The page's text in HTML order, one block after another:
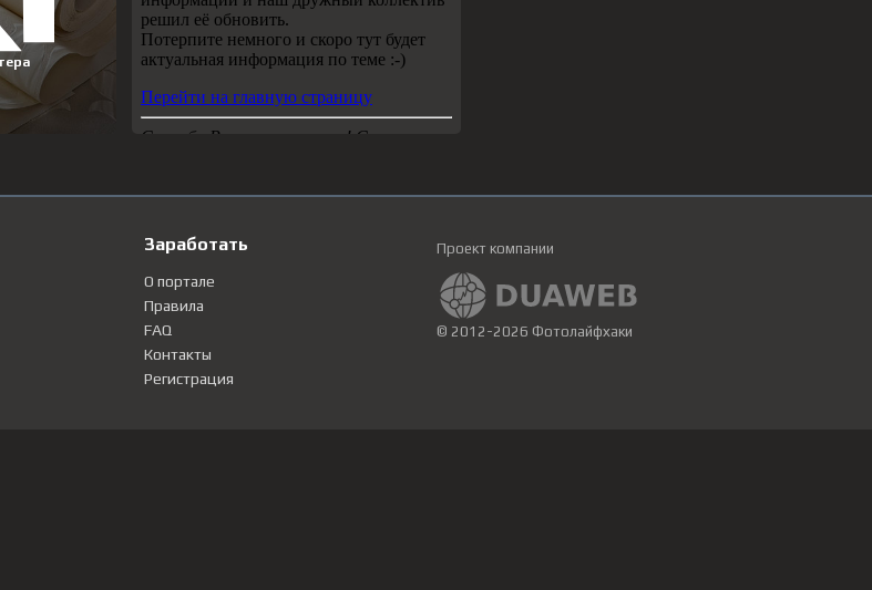
Заработать
О портале
Правила
FAQ
Контакты
Регистрация
Проект компании
© 2012-2026 Фотолайфхаки